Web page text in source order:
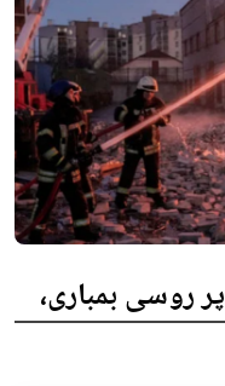
روسی بمباری،